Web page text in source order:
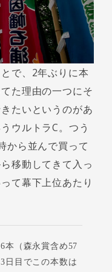
で、2年ぶりに本
た理由の一つにそ
たいというのがあ
ウルトラC。つう
から並んで買って
移動してきて入っ
て幕下上位あたり
本（森永賞含め57
日目でこの本数は